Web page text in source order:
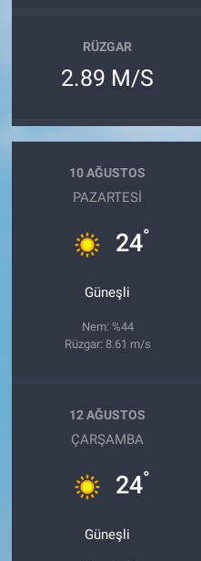
RÜZGAR
2.89 M/S
10 AĞUSTOS
PAZARTESI
24°
Güneşli
Nem: %44
Rüzgar: 8.61 m/s
12 AĞUSTOS
ÇARŞAMBA
24°
Güneşli